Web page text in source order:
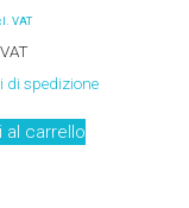
VAT
di spedizione
al carrello